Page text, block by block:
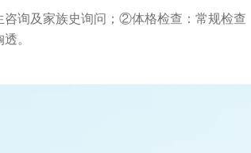
询及家族史询问；②体格检查：常规检
。